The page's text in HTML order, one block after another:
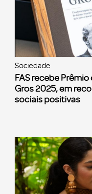
Sociedade
FAS recebe
Gros 2025, em
sociais positivas